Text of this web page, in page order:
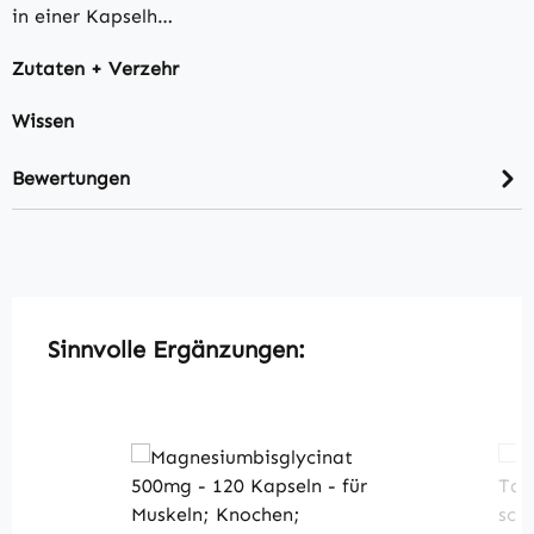
in einer Kapselh…
Zutaten + Verzehr
Wissen
Bewertungen
Produktgalerie überspringen
Sinnvolle Ergänzungen: